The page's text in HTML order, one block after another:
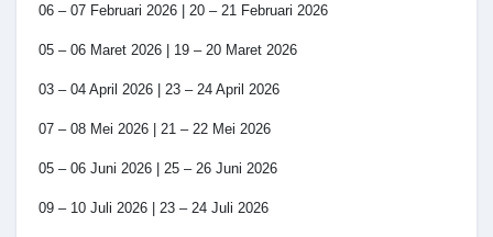
06 – 07 Februari 2026 | 20 – 21 Februari 2026
05 – 06 Maret 2026 | 19 – 20 Maret 2026
03 – 04 April 2026 | 23 – 24 April 2026
07 – 08 Mei 2026 | 21 – 22 Mei 2026
05 – 06 Juni 2026 | 25 – 26 Juni 2026
09 – 10 Juli 2026 | 23 – 24 Juli 2026